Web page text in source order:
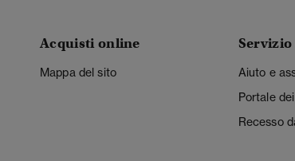
Acquisti online
Mappa del sito
Aiuto e
Portale
Recesso